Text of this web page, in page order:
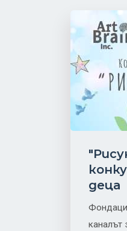
деца
каналът